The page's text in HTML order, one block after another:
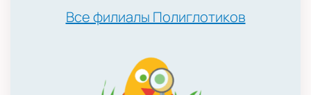
Все филиалы Полиглотиков